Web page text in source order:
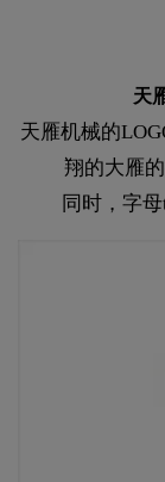
天
天雁机械的
翔的大雁
同时，字